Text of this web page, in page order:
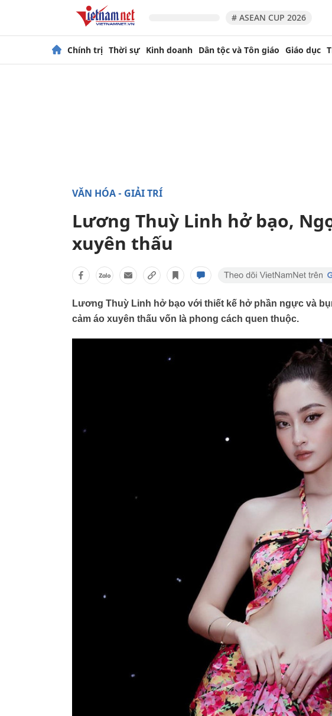
# ASEAN CUP 2026
Chính trị Thời sự Kinh doanh Dân tộc và Tôn giáo Giáo dục
VĂN HÓA - GIẢI TRÍ
Lương Thuỳ Linh hở bạo,
xuyên thấu
Lương Thuỳ Linh hở bạo với thiết kế hở phần ngực và
cảm áo xuyên thấu vốn là phong cách quen thuộc.